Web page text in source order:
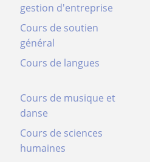
gestion d'entreprise
Cours de soutien
général
Cours de langues
Cours de musique et
danse
Cours de sciences
humaines